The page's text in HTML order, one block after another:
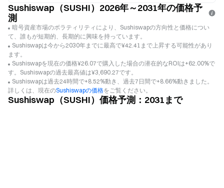
Sushiswap（SUSHI）2026年～2031年の価格予
測
暗号資産市場のボラティリティにより、Sushiswapの方向性と価格につい
て、誰もが短期的、長期的に興味を持っています。
Sushiswapは今から2030年までに最高で¥42.41まで上昇する可能性があり
ます。
Sushiswapを現在の価格¥26.07で購入した場合の潜在的なROIは+62.00%で
す。Sushiswapの過去最高値は¥3,690.27です。
Sushiswapは過去24時間で+8.52%動き、過去7日間で+8.66%動きました。
詳しくは、現在のSushiswapの価格をご覧ください。
Sushiswap（SUSHI）価格予測：2031まで